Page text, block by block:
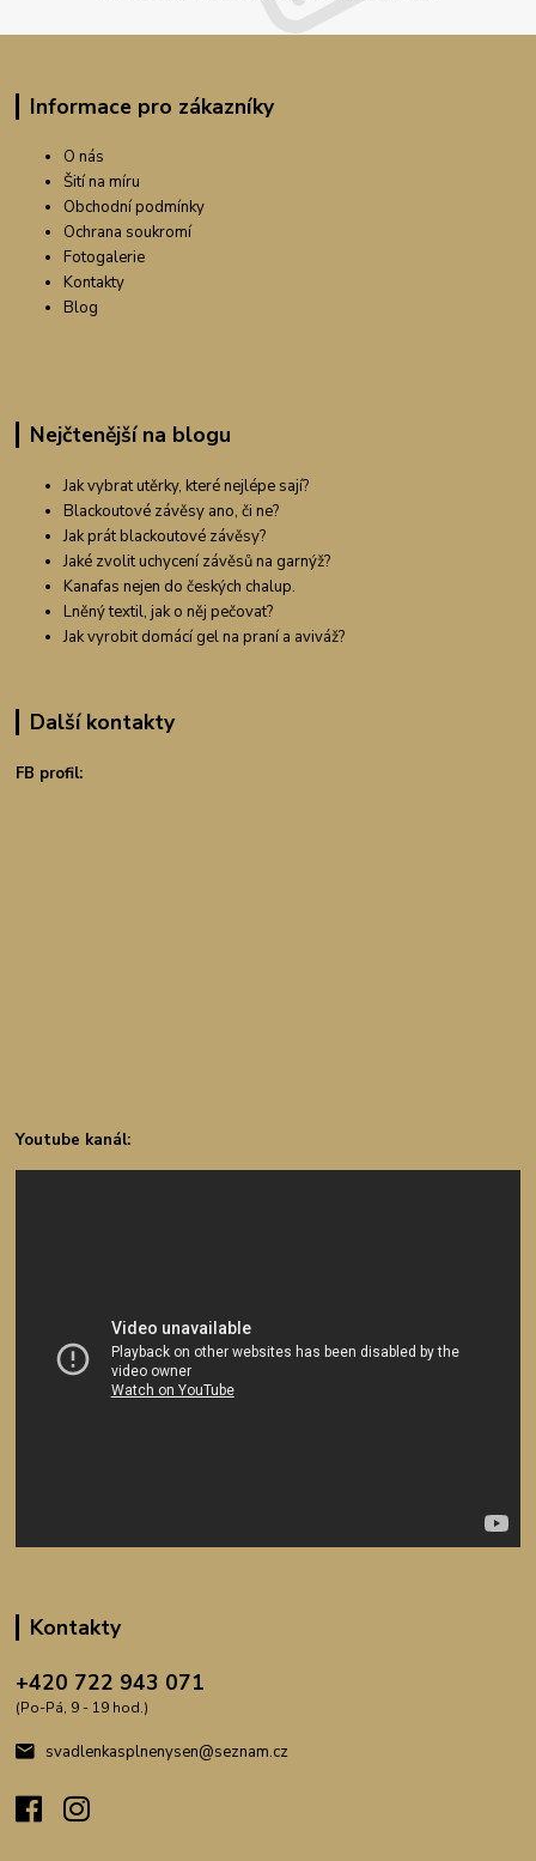
Informace pro zákazníky
O nás
Šití na míru
Obchodní podmínky
Ochrana soukromí
Fotogalerie
Kontakty
Blog
Nejčtenější na blogu
Jak vybrat utěrky, které nejlépe sají?
Blackoutové závěsy ano, či ne?
Jak prát blackoutové závěsy?
Jaké zvolit uchycení závěsů na garnýž?
Kanafas nejen do českých chalup.
Lněný textil, jak o něj pečovat?
Jak vyrobit domácí gel na praní a aviváž?
Další kontakty
FB profil:
Youtube kanál:
Kontakty
+420 722 943 071
(Po-Pá, 9 - 19 hod.)
svadlenkasplnenysen@seznam.cz